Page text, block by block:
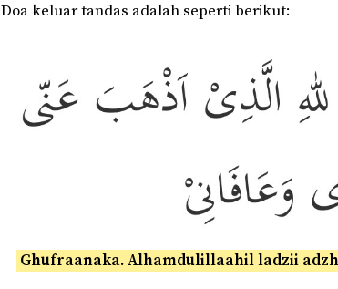
Doa keluar tandas adalah seperti berikut:
Ghufraanaka. Alhamdulillaahil ladzii